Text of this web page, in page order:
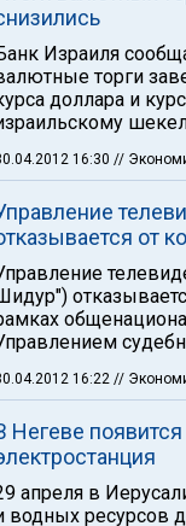
Израиля
торги
доллара и
16:30 //
от
16:22 //
Негеве
апреля в
водных ресурсов